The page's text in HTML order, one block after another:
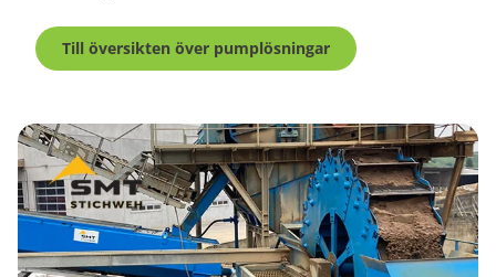
Till översikten över pumplösningar